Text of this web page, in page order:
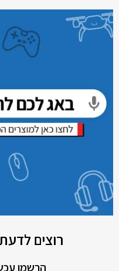
רוצים
הרשמו